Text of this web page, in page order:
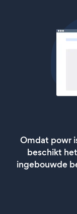
Omdat powr
beschikt
ingebouwde